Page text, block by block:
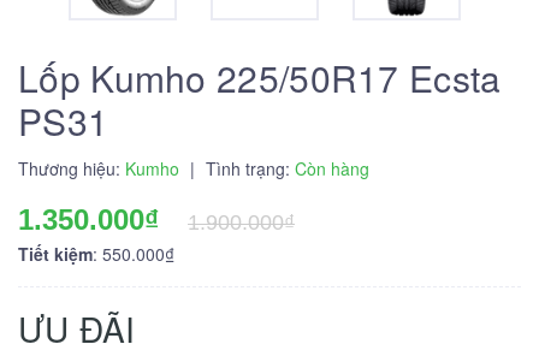
Lốp Kumho 225/50R17 Ecsta
PS31
Thương hiệu: Kumho | Tình trạng: Còn hàng
1.350.000₫
1.900.000₫
Tiết kiệm: 550.000₫
ƯU ĐÃI